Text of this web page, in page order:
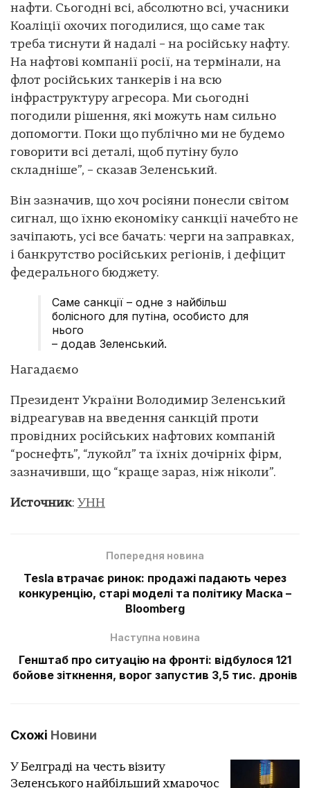
нафти. Сьогодні всі, абсолютно всі, учасники
Коаліції охочих погодилися, що саме так
треба тиснути й надалі – на російську нафту.
На нафтові компанії росії, на термінали, на
флот російських танкерів і на всю
інфраструктуру агресора. Ми сьогодні
погодили рішення, які можуть нам сильно
допомогти. Поки що публічно ми не будемо
говорити всі деталі, щоб путіну було
складніше”, – сказав Зеленський.
Він зазначив, що хоч росіяни понесли світом
сигнал, що їхню економіку санкції начебто не
зачіпають, усі все бачать: черги на заправках,
і банкрутство російських регіонів, і дефіцит
федерального бюджету.
Саме санкції – одне з найбільш
болісного для путіна, особисто для
нього
– додав Зеленський.
Нагадаємо
Президент України Володимир Зеленський
відреагував на введення санкцій проти
провідних російських нафтових компаній
“роснефть”, “лукойл” та їхніх дочірніх фірм,
зазначивши, що “краще зараз, ніж ніколи”.
Источник: УНН
Попередня новина
Tesla втрачає ринок: продажі падають через
конкуренцію, старі моделі та політику Маска –
Вloomberg
Наступна новина
Генштаб про ситуацію на фронті: відбулося 121
бойове зіткнення, ворог запустив 3,5 тис. дронів
Схожі Новини
У Белграді на честь візиту
Зеленського найбільший хмарочос